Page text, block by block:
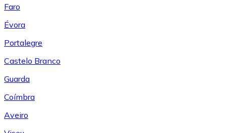
Faro
Évora
Portalegre
Castelo Branco
Guarda
Coímbra
Aveiro